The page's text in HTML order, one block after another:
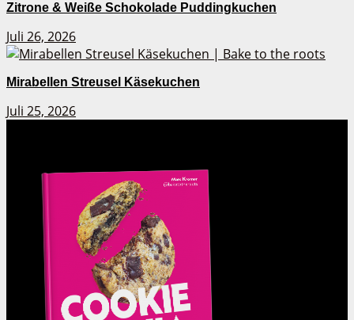
Zitrone & Weiße Schokolade Puddingkuchen
Juli 26, 2026
Mirabellen Streusel Käsekuchen
Juli 25, 2026